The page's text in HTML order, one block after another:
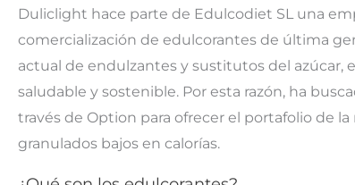
Duliclight hace parte de Edulcodiet SL una
comercialización de edulcorantes de última
actual de endulzantes y sustitutos del azúcar,
saludable y sostenible. Por esta razón, ha
través de Option para ofrecer el portafolio de
granulados bajos en calorías.